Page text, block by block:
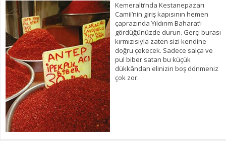
Kemeraltı’nda Kestanepazarı
Camii’nin giriş kapısının hemen
çaprazında Yıldırım Baharat’ı
gördüğünüzde durun. Gerçi burası
kırmızısıyla zaten sizi kendine
doğru çekecek. Sadece salça ve
pul biber satan bu küçük
dükkândan elinizin boş dönmeniz
çok zor.